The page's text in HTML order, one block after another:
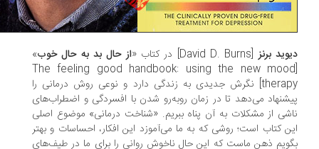
برنز[David D. Burns] در کتاب « از حال بد به حال خوب»
[‎The feeling good handbook: using the new
therapy] نگرش جدیدی به زندگی دارد و نوعی روش درمانی را
می‌دهد تا در زمان روبه‌رو شدن با افسردگی و اضطراب‌های
از مشکلات به آن پناه ببریم. «شناخت درمانی» موضوع اصلی
کتاب است؛ روشی که به ما می‌آموزد این افکار، احساسات و بهتر
ذهن ماست که این حال ناخوش روانی را برای ما در طیف‌های